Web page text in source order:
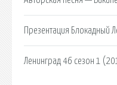
Презентация Блокадный
Ленинград 46 сезон 1